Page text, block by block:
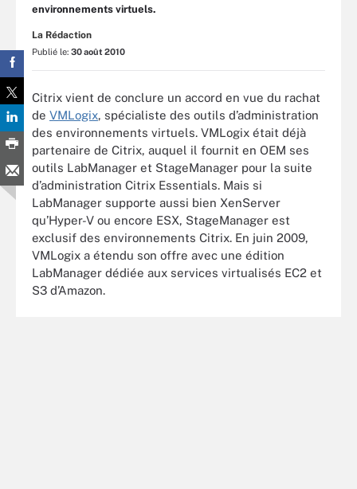
environnements virtuels.
La Rédaction
Publié le: 30 août 2010
Citrix vient de conclure un accord en vue du rachat
de VMLogix, spécialiste des outils d’administration
des environnements virtuels. VMLogix était déjà
partenaire de Citrix, auquel il fournit en OEM ses
outils LabManager et StageManager pour la suite
d’administration Citrix Essentials. Mais si
LabManager supporte aussi bien XenServer
qu’Hyper-V ou encore ESX, StageManager est
exclusif des environnements Citrix. En juin 2009,
VMLogix a étendu son offre avec une édition
LabManager dédiée aux services virtualisés EC2 et
S3 d’Amazon.